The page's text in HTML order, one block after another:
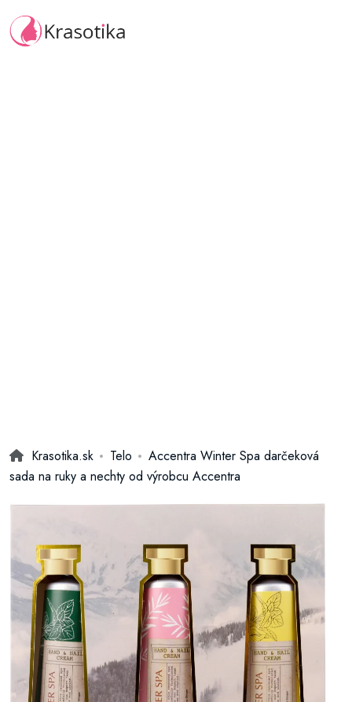
Krasotika.sk Telo
Accentra Winter Spa darčeková
sada na ruky a nechty od výrobcu Accentra